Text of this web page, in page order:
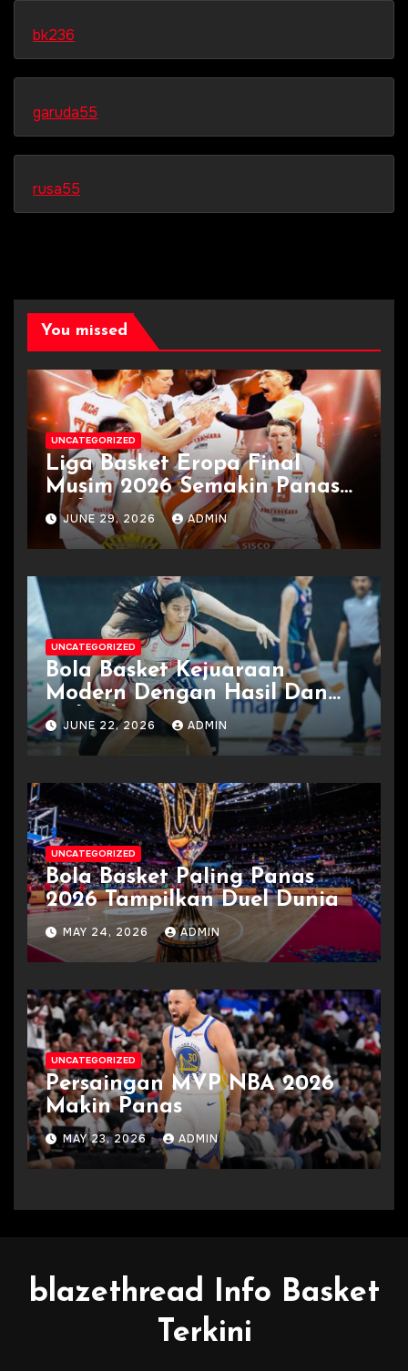
bk236
garuda55
rusa55
You missed
UNCATEGORIZED
Liga Basket Eropa Final
Musim 2026 Semakin Panas
Terkini
JUNE 29, 2026 ADMIN
UNCATEGORIZED
Bola Basket Kejuaraan
Modern Dengan Hasil Dan
Jadwal
JUNE 22, 2026 ADMIN
UNCATEGORIZED
Bola Basket Paling Panas
2026 Tampilkan Duel Dunia
MAY 24, 2026 ADMIN
UNCATEGORIZED
Persaingan MVP NBA 2026
Makin Panas
MAY 23, 2026 ADMIN
blazethread Info Basket
Terkini